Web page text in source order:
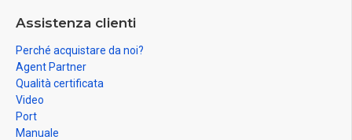
Assistenza clienti
Perché acquistare da noi?
Agent Partner
Qualità certificata
Video
Port
Manuale